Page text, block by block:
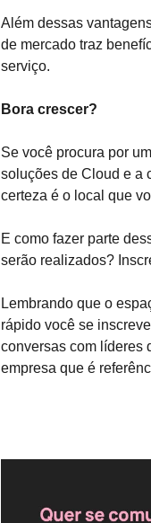
Além dessas
de mercado traz
serviço.
Bora crescer?
Se você procura por
soluções de Cloud e a
certeza é o local que
E como fazer parte
serão realizados?
Lembrando que o
rápido você se
conversas com líderes
empresa que é